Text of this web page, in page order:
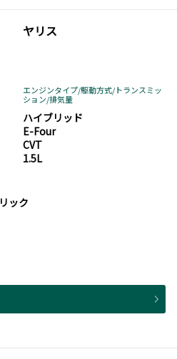
ヤリス
エンジンタイプ/駆動方式/トランスミッ
ション/排気量
ハイブリッド
E-Four
CVT
1.5L
ック